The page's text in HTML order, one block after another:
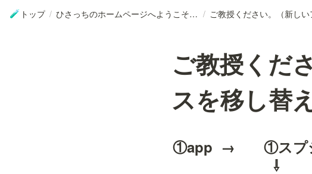
🧪 トップ / ひさっちのホームページへようこそ【PR】 /
ご教授くだ
スを移し替
①app  →　　①スプ
⇩